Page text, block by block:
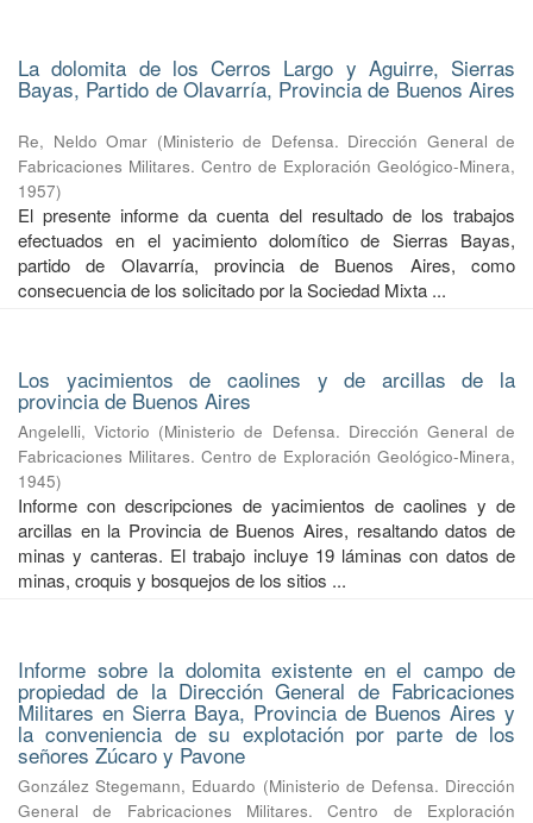
La dolomita de los Cerros Largo y Aguirre, Sierras
Bayas, Partido de Olavarría, Provincia de Buenos Aires
Re, Neldo Omar (Ministerio de Defensa. Dirección General de
Fabricaciones Militares. Centro de Exploración Geológico-Minera,
1957)
El presente informe da cuenta del resultado de los trabajos
efectuados en el yacimiento dolomítico de Sierras Bayas,
partido de Olavarría, provincia de Buenos Aires, como
consecuencia de los solicitado por la Sociedad Mixta ...
Los yacimientos de caolines y de arcillas de la
provincia de Buenos Aires
Angelelli, Victorio (Ministerio de Defensa. Dirección General de
Fabricaciones Militares. Centro de Exploración Geológico-Minera,
1945)
Informe con descripciones de yacimientos de caolines y de
arcillas en la Provincia de Buenos Aires, resaltando datos de
minas y canteras. El trabajo incluye 19 láminas con datos de
minas, croquis y bosquejos de los sitios ...
Informe sobre la dolomita existente en el campo de
propiedad de la Dirección General de Fabricaciones
Militares en Sierra Baya, Provincia de Buenos Aires y
la conveniencia de su explotación por parte de los
señores Zúcaro y Pavone
González Stegemann, Eduardo (Ministerio de Defensa. Dirección
General de Fabricaciones Militares. Centro de Exploración